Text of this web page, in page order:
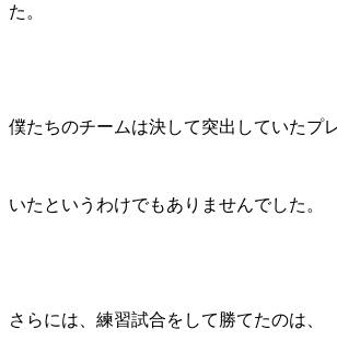
た。
僕たちのチームは決して突出していたプ
いたというわけでもありませんでした。
さらには、練習試合をして勝てたのは、